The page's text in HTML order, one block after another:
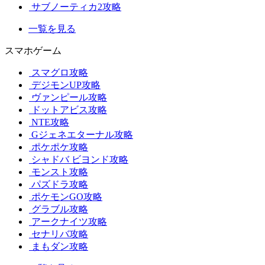
サブノーティカ2攻略
一覧を見る
スマホゲーム
スマグロ攻略
デジモンUP攻略
ヴァンピール攻略
ドットアビス攻略
NTE攻略
Gジェネエターナル攻略
ポケポケ攻略
シャドバ ビヨンド攻略
モンスト攻略
パズドラ攻略
ポケモンGO攻略
グラブル攻略
アークナイツ攻略
セナリバ攻略
まもダン攻略